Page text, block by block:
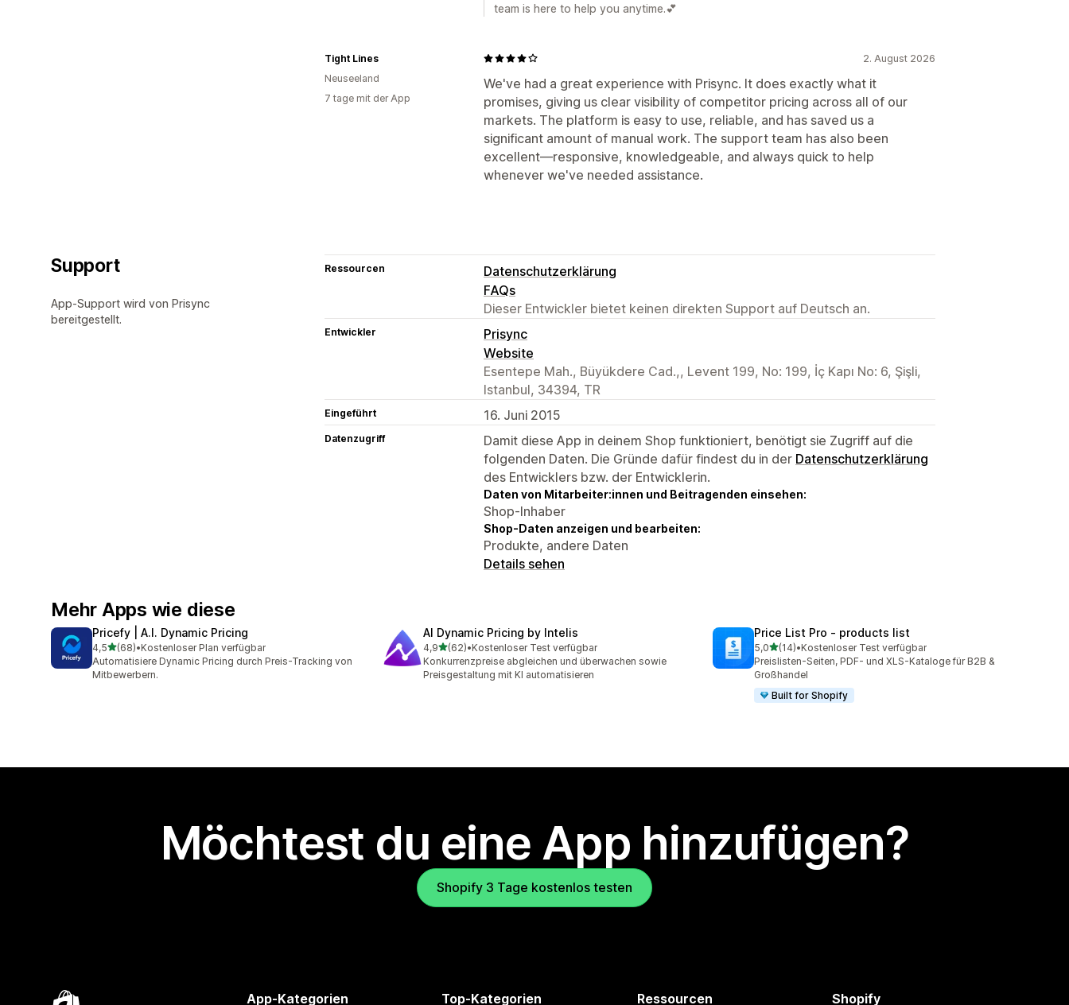
team is here to help you anytime.💕
2. August 2026
We've had a great experience with Prisync. It does exactly what it
promises, giving us clear visibility of competitor pricing across all of our
markets. The platform is easy to use, reliable, and has saved us a
significant amount of manual work. The support team has also been
excellent—responsive, knowledgeable, and always quick to help
whenever we've needed assistance.
Tight Lines
Neuseeland
7 tage mit der App
Support
App-Support wird von Prisync
bereitgestellt.
Ressourcen
Datenschutzerklärung
FAQs
Dieser Entwickler bietet keinen direkten Support auf Deutsch an.
Entwickler
Prisync
Website
Esentepe Mah., Büyükdere Cad.,, Levent 199, No: 199, İç Kapı No: 6, Şişli,
Istanbul, 34394, TR
Eingeführt 16. Juni 2015
Datenzugriff
Damit diese App in deinem Shop funktioniert, benötigt sie Zugriff auf die
folgenden Daten. Die Gründe dafür findest du in der Datenschutzerklärung
des Entwicklers bzw. der Entwicklerin.
Daten von Mitarbeiter:innen und Beitragenden einsehen:
Shop-Inhaber
Shop-Daten anzeigen und bearbeiten:
Produkte, andere Daten
Details sehen
Mehr Apps wie diese
Pricefy | A.I. Dynamic Pricing
4,5von 5 Sternen
(68)
68 Rezensionen insgesamt
•Kostenloser Plan verfügbar
Automatisiere Dynamic Pricing durch Preis-Tracking von
Mitbewerbern.
AI Dynamic Pricing by Intelis
4,9von 5 Sternen
(62)
62 Rezensionen insgesamt
•Kostenloser Test verfügbar
Konkurrenzpreise abgleichen und überwachen sowie
Preisgestaltung mit KI automatisieren
Price List Pro ‑ products list
5,0von 5 Sternen
(14)
14 Rezensionen insgesamt
•Kostenloser Test verfügbar
Preislisten-Seiten, PDF- und XLS-Kataloge für B2B &
Großhandel
Built for Shopify
Möchtest du eine App hinzufügen?
Shopify 3 Tage kostenlos testen
App-Kategorien Top-Kategorien Ressourcen Shopify